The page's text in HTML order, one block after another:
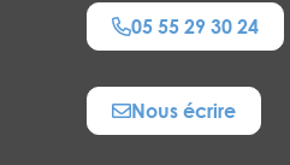
05 55 29 30 24
Nous écrire